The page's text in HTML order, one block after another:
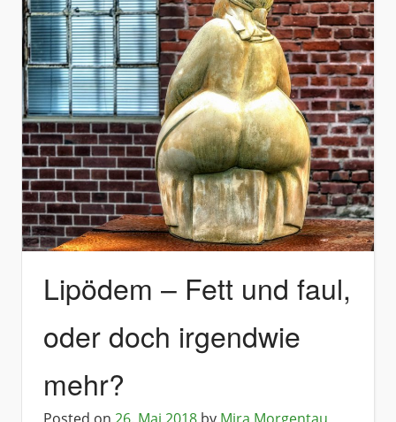
Lipödem – Fett und faul,
oder doch irgendwie
mehr?